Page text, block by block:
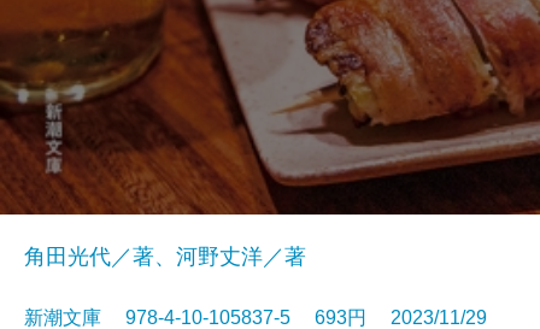
角田光代／著、河野丈洋／著
新潮文庫 978-4-10-105837-5 693円 2023/11/29